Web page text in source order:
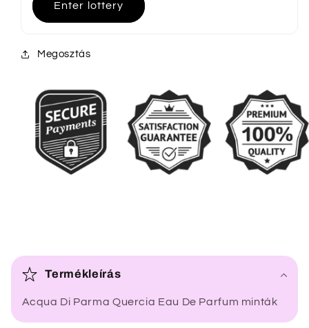
Enter lottery
Megosztás
s
e
Termékleírás
Acqua Di Parma Quercia Eau De Parfum minták